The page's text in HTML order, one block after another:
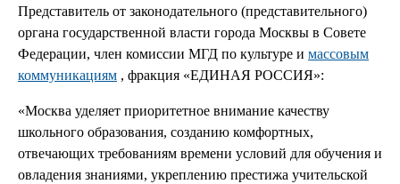
Представитель от законодательного (представительного)
органа государственной власти города Москвы в Совете
Федерации, член комиссии МГД по культуре и массовым
коммуникациям , фракция «ЕДИНАЯ РОССИЯ»:
«Москва уделяет приоритетное внимание качеству
школьного образования, созданию комфортных,
отвечающих требованиям времени условий для обучения и
овладения знаниями, укреплению престижа учительской